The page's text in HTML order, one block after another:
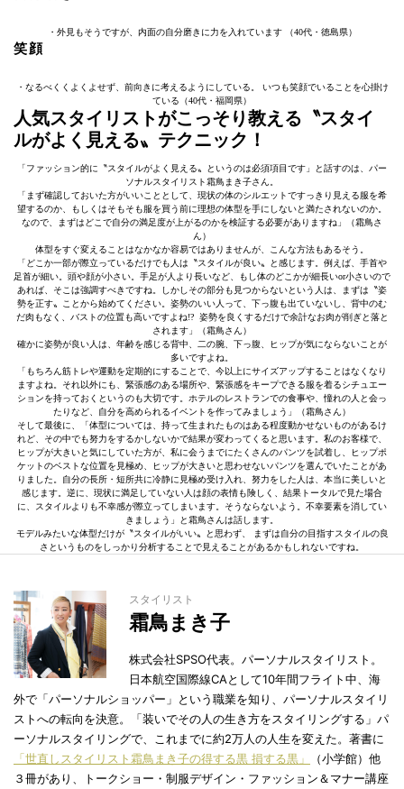
・外見もそうですが、内面の自分磨きに力を入れています （40代・徳島県）
笑顔
・なるべくくよくよせず、前向きに考えるようにしている。 いつも笑顔でいることを心掛け
ている（40代・福岡県）
人気スタイリストがこっそり教える〝スタイ
ルがよく見える〟テクニック！
「ファッション的に〝スタイルがよく見える〟というのは必須項目です」と話すのは、パー
ソナルスタイリスト霜鳥まき子さん。
「まず確認しておいた方がいいこととして、現状の体のシルエットですっきり見える服を希
望するのか、もしくはそもそも服を買う前に理想の体型を手にしないと満たされないのか。
なので、まずはどこで自分の満足度が上がるのかを検証する必要がありますね」（霜鳥さ
ん）
体型をすぐ変えることはなかなか容易ではありませんが、こんな方法もあるそう。
「どこか一部が際立っているだけでも人は〝スタイルが良い〟と感じます。例えば、手首や
足首が細い。頭や顔が小さい。手足が人より長いなど、もし体のどこかが細長いor小さいので
あれば、そこは強調すべきですね。しかしその部分も見つからないという人は、まずは〝姿
勢を正す〟ことから始めてください。姿勢のいい人って、下っ腹も出ていないし、背中のむ
だ肉もなく、バストの位置も高いですよね!? 姿勢を良くするだけで余計なお肉が削ぎと落と
されます」（霜鳥さん）
確かに姿勢が良い人は、年齢を感じる背中、二の腕、下っ腹、ヒップが気にならないことが
多いですよね。
「もちろん筋トレや運動を定期的にすることで、今以上にサイズアップすることはなくなり
ますよね。それ以外にも、緊張感のある場所や、緊張感をキープできる服を着るシチュエー
ションを持っておくというのも大切です。ホテルのレストランでの食事や、憧れの人と会っ
たりなど、自分を高められるイベントを作ってみましょう」（霜鳥さん）
そして最後に、「体型については、持って生まれたものはある程度動かせないものがあるけ
れど、その中でも努力をするかしないかで結果が変わってくると思います。私のお客様で、
ヒップが大きいと気にしていた方が、私に会うまでにたくさんのパンツを試着し、ヒップポ
ケットのベストな位置を見極め、ヒップが大きいと思わせないパンツを選んでいたことがあ
りました。自分の長所・短所共に冷静に見極め受け入れ、努力をした人は、本当に美しいと
感じます。逆に、現状に満足していない人は顔の表情も険しく、結果トータルで見た場合
に、スタイルよりも不幸感が際立ってしまいます。そうならないよう。不幸要素を消してい
きましょう」と霜鳥さんは話します。
モデルみたいな体型だけが〝スタイルがいい〟と思わず、 まずは自分の目指すスタイルの良
さというものをしっかり分析することで見えることがあるかもしれないですね。
スタイリスト
霜鳥まき子
株式会社SPSO代表。パーソナルスタイリスト。
日本航空国際線CAとして10年間フライト中、海
外で「パーソナルショッパー」という職業を知り、パーソナルスタイリ
ストへの転向を決意。「装いでその人の生き方をスタイリングする」パ
ーソナルスタイリングで、これまでに約2万人の人生を変えた。著書に
「世直しスタイリスト霜鳥まき子の得する黒 損する黒」
（小学館）他
３冊があり、トークショー・制服デザイン・ファッション＆マナー講座